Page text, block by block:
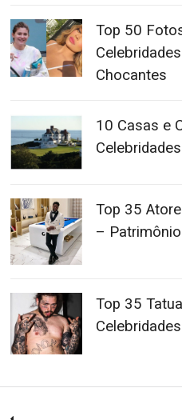
Top 50
Chocantes
10 Casas e
Celebridades
Top 35
–
Top 35
Celebridades